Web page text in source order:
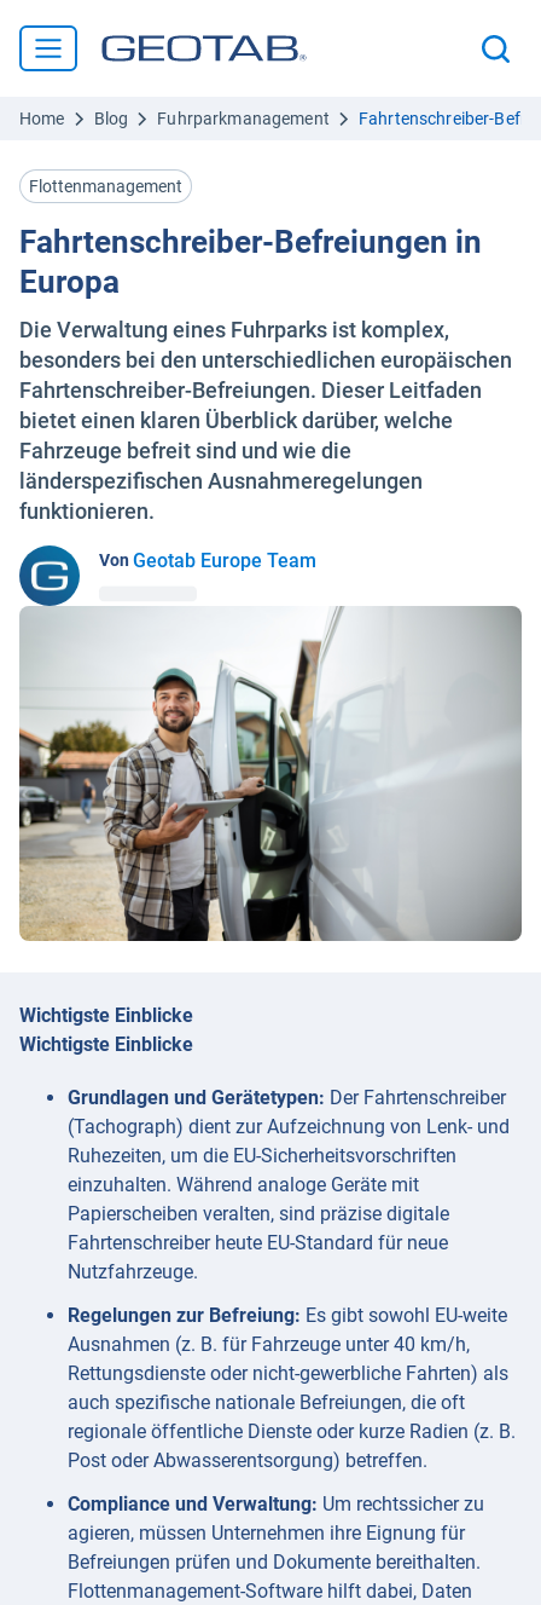
Home Blog Fuhrparkmanagement Fahrtenschreiber-
Flottenmanagement
Fahrtenschreiber-Befreiungen in
Europa
Die Verwaltung eines Fuhrparks ist komplex,
besonders bei den unterschiedlichen europäischen
Fahrtenschreiber-Befreiungen. Dieser Leitfaden
bietet einen klaren Überblick darüber, welche
Fahrzeuge befreit sind und wie die
länderspezifischen Ausnahmeregelungen
funktionieren.
VonGeotab Europe Team
Wichtigste Einblicke
Wichtigste Einblicke
Grundlagen und Gerätetypen: Der Fahrtenschreiber
(Tachograph) dient zur Aufzeichnung von Lenk- und
Ruhezeiten, um die EU-Sicherheitsvorschriften
einzuhalten. Während analoge Geräte mit
Papierscheiben veralten, sind präzise digitale
Fahrtenschreiber heute EU-Standard für neue
Nutzfahrzeuge.
Regelungen zur Befreiung: Es gibt sowohl EU-weite
Ausnahmen (z. B. für Fahrzeuge unter 40 km/h,
Rettungsdienste oder nicht-gewerbliche Fahrten) als
auch spezifische nationale Befreiungen, die oft
regionale öffentliche Dienste oder kurze Radien (z. B.
Post oder Abwasserentsorgung) betreffen.
Compliance und Verwaltung: Um rechtssicher zu
agieren, müssen Unternehmen ihre Eignung für
Befreiungen prüfen und Dokumente bereithalten.
Flottenmanagement-Software hilft dabei, Daten